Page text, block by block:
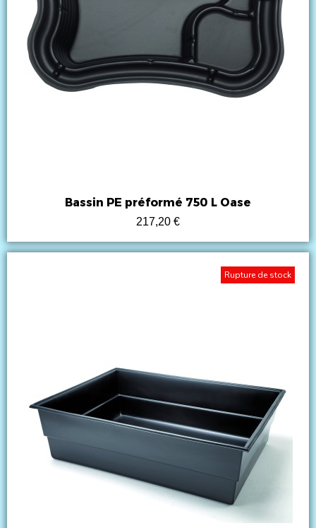
Bassin PE préformé 750 L Oase
217,20 €
Rupture de stock